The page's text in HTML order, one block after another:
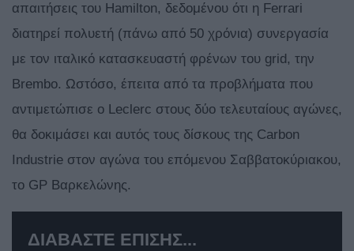
απαιτήσεις του Hamilton, δεδομένου ότι η Ferrari
διατηρεί πολυετή (πάνω από 50 χρόνια) συνεργασία
με τον ιταλικό κατασκευαστή φρένων του grid, την
Brembo. Ωστόσο, έπειτα από τα προβλήματα που
αντιμετώπισε ο Leclerc στους δύο τελευταίους αγώνες,
θα δοκιμάσει και αυτός τους δίσκους της Carbon
Industrie στον αγώνα του επόμενου Σαββατοκύριακου,
το GP Βαρκελώνης.
ΔΙΑΒΑΣΤΕ ΕΠΙΣΗΣ...